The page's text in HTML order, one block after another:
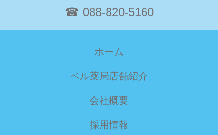
☎ 088-820-5160
ホーム
ベル薬局店舗紹介
会社概要
採用情報